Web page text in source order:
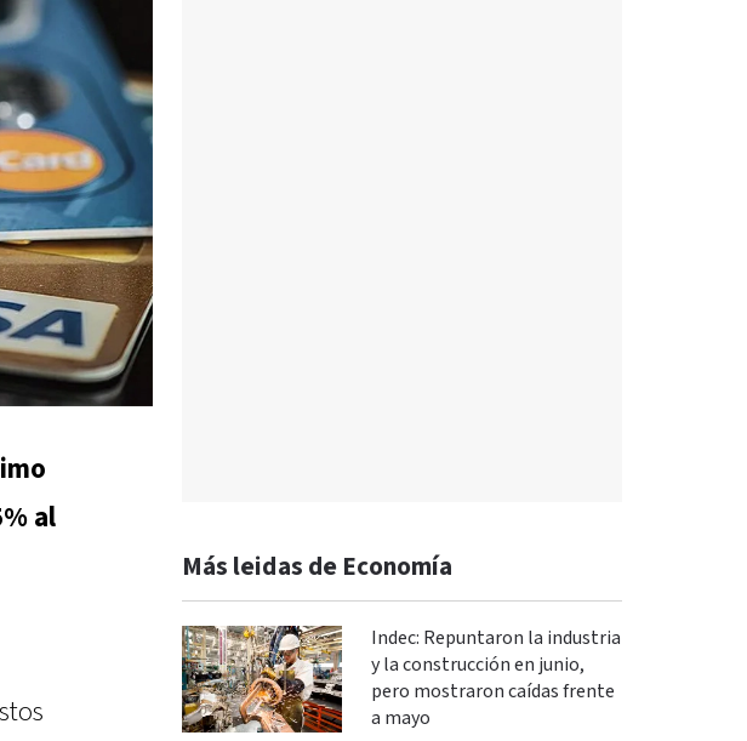
al
Más leidas de Economía
Indec: Repuntaron la industria
y la construcción en junio,
pero mostraron caídas frente
a mayo